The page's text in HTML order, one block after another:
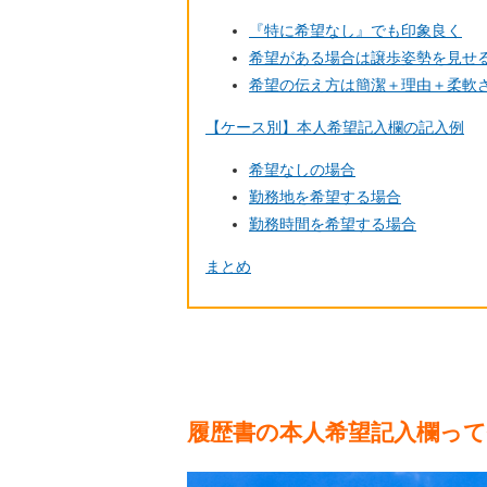
『特に希望なし』でも印象良く
希望がある場合は譲歩姿勢を見せ
希望の伝え方は簡潔＋理由＋柔軟
【ケース別】本人希望記入欄の記入例
希望なしの場合
勤務地を希望する場合
勤務時間を希望する場合
まとめ
履歴書の本人希望記入欄っ